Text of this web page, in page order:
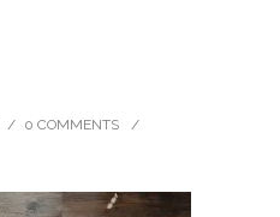
/ 0 COMMENTS
/